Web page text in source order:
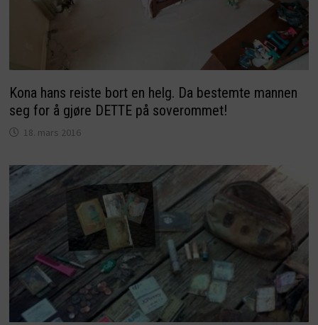
Kona hans reiste bort en helg. Da bestemte mannen
seg for å gjøre DETTE på soverommet!
18. mars 2016